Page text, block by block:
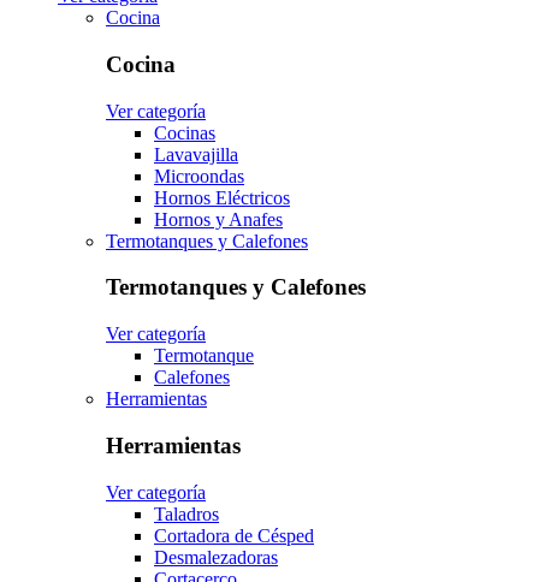
Cocina
Cocina
Ver categoría
Cocinas
Lavavajilla
Microondas
Hornos Eléctricos
Hornos y Anafes
Termotanques y Calefones
Termotanques y Calefones
Ver categoría
Termotanque
Calefones
Herramientas
Herramientas
Ver categoría
Taladros
Cortadora de Césped
Desmalezadoras